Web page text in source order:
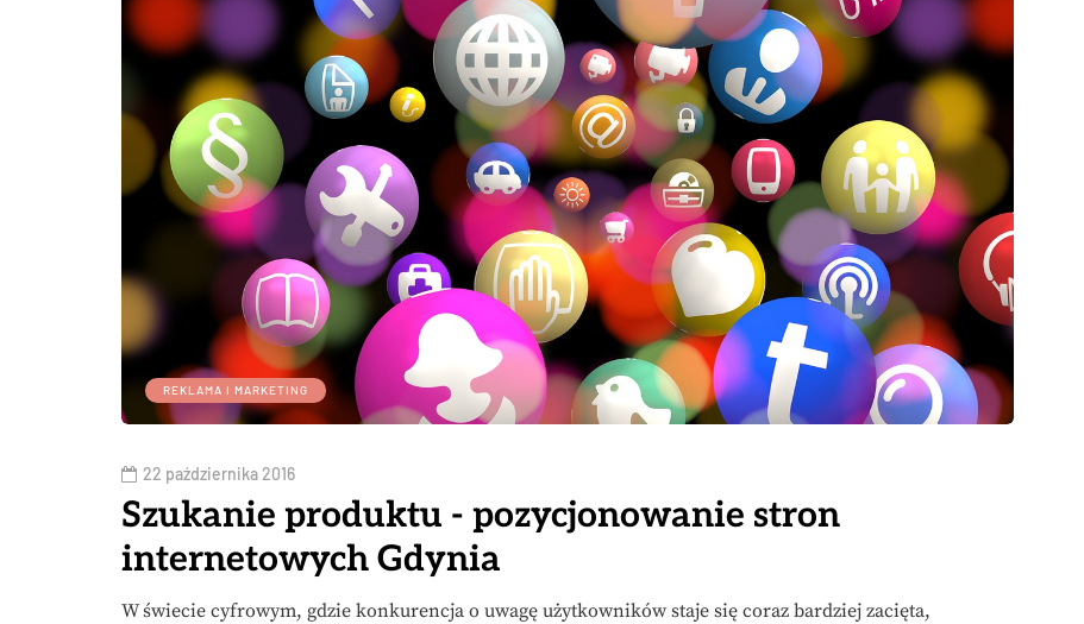
REKLAMA I MARKETING
22 października 2016
Szukanie produktu - pozycjonowanie stron
internetowych Gdynia
W świecie cyfrowym, gdzie konkurencja o uwagę użytkowników staje się coraz bardziej zacięta,